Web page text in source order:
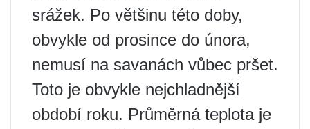
srážek. Po většinu této doby,
obvykle od prosince do února,
nemusí na savanách vůbec pršet.
Toto je obvykle nejchladnější
období roku. Průměrná teplota je